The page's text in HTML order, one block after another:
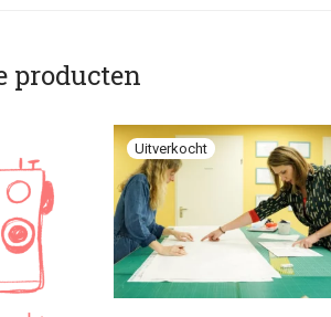
producten